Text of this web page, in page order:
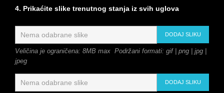
4. Prikaćite slike trenutnog stanja iz svih uglova
DODAJ SLIKU
Veličina je ograničena: 8MB max Podržani formati: gif | png | jpg |
jpeg
DODAJ SLIKU